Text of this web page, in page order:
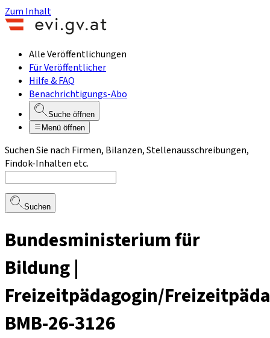
Zum Inhalt
Alle Veröffentlichungen
Für Veröffentlicher
Hilfe & FAQ
Benachrichtigungs-Abo
Suche öffnen
Menü öffnen
Suchen Sie nach Firmen, Bilanzen, Stellenausschreibungen,
Findok-Inhalten etc.
Suchen
Bundesministerium für
Bildung |
Freizeitpädagogin/
BMB-26-3126